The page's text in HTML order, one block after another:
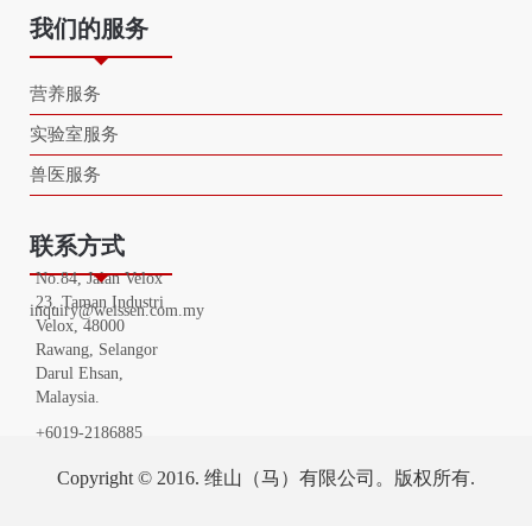
我们的服务
营养服务
实验室服务
兽医服务
联系方式
No.84, Jalan Velox
23, Taman Industri
Velox, 48000
Rawang, Selangor
Darul Ehsan,
Malaysia.
+6019-2186885
inquiry@weissen.com.my
Copyright © 2016. 维山（马）有限公司。版权所有.